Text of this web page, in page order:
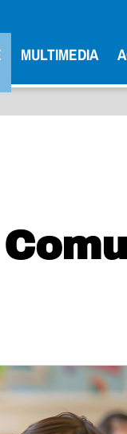
MULTIMEDIA